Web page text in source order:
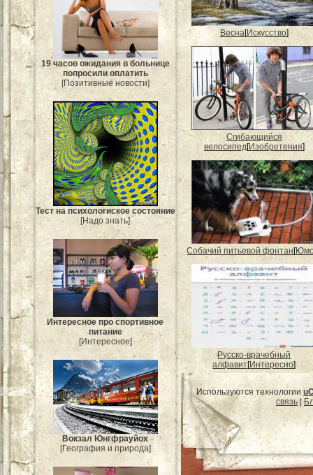
19 часов ожидания в больнице
попросили оплатить
[Позитивные новости]
Тест на психологиское состояние
[Надо знать]
Интересное про спортивное
питание
[Интересное]
Вокзал Юнгфрауйох
[География и природа]
Весна[Искусство]
Сгибающийся
велосипед[Изобретения]
Собачий питьевой фонтан [
Русско-врачебный
алфавит[Интересно]
Используются технологии
связь